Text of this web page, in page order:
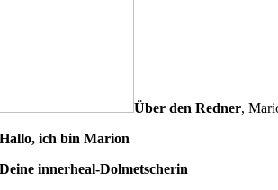
Über den Redner,
Hallo, ich bin Marion
Deine innerheal-Dolmetscherin